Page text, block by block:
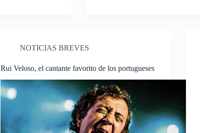
NOTICIAS BREVES
Rui Veloso, el cantante favorito de los portugueses